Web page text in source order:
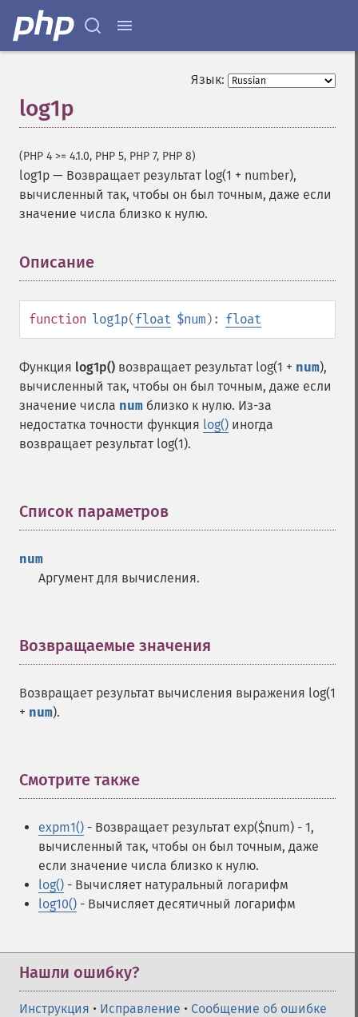
Язык:
log1p
(PHP 4 >= 4.1.0, PHP 5, PHP 7, PHP 8)
log1p — Возвращает результат log(1 + number),
вычисленный так, чтобы он был точным, даже если
значение числа близко к нулю.
Описание
function log1p(float $num): float
Функция log1p() возвращает результат log(1 + num),
вычисленный так, чтобы он был точным, даже если
значение числа num близко к нулю. Из-за
недостатка точности функция log() иногда
возвращает результат log(1).
Список параметров
num
Аргумент для вычисления.
Возвращаемые значения
Возвращает результат вычисления выражения log(1
+ num).
Смотрите также
expm1() - Возвращает результат exp($num) - 1,
вычисленный так, чтобы он был точным, даже
если значение числа близко к нулю.
log() - Вычисляет натуральный логарифм
log10() - Вычисляет десятичный логарифм
Нашли ошибку?
Инструкция • Исправление • Сообщение об ошибке